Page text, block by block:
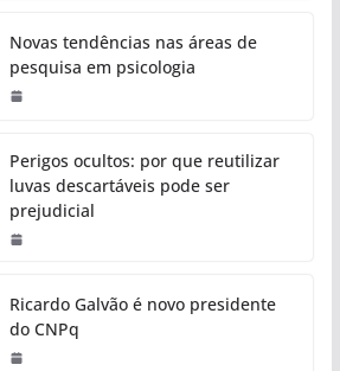
Novas tendências nas áreas de
pesquisa em psicologia
Perigos ocultos: por que reutilizar
luvas descartáveis pode ser
prejudicial
Ricardo Galvão é novo presidente
do CNPq